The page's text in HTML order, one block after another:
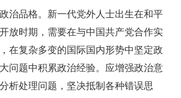
品格。新一代党外人士出生在和平
放时期，需要在与中国共产党合作实
在复杂多变的国际国内形势中坚定政
问题中积累政治经验。应增强政治意
析处理问题，坚决抵制各种错误思